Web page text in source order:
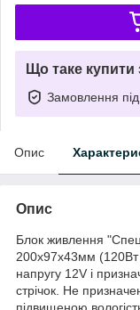
Що таке
Замовлення
Опис
Опис
Блок живлення
200х97х43мм (120Вт
напругу 12V і
стрічок. Не
підвищеною